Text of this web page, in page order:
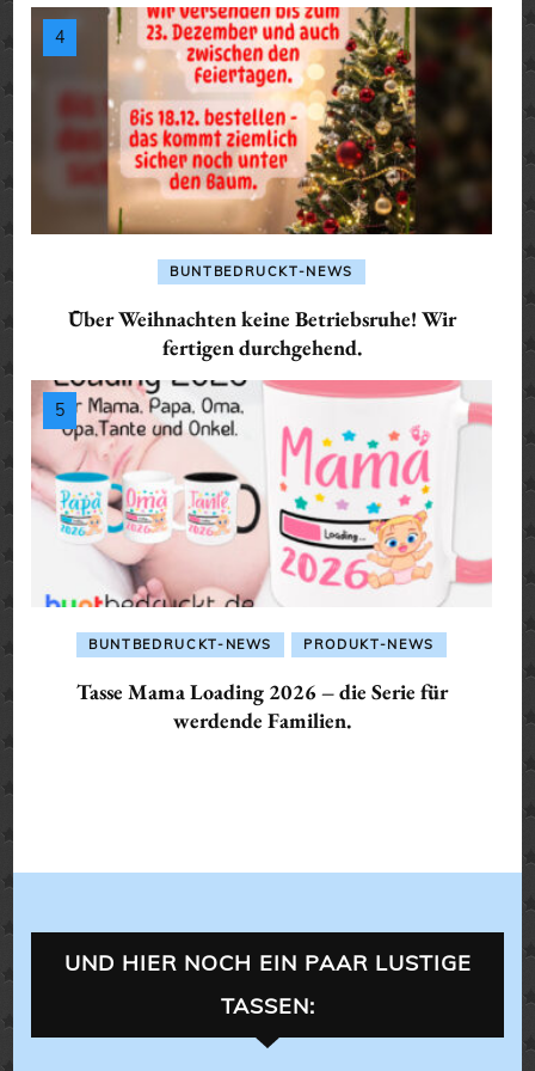
BUNTBEDRUCKT-NEWS
Über Weihnachten keine Betriebsruhe! Wir
fertigen durchgehend.
BUNTBEDRUCKT-NEWS PRODUKT-NEWS
Tasse Mama Loading 2026 – die Serie für
werdende Familien.
UND HIER NOCH EIN PAAR LUSTIGE
TASSEN: